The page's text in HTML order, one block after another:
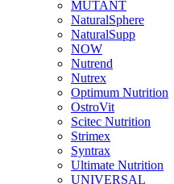
MUTANT
NaturalSphere
NaturalSupp
NOW
Nutrend
Nutrex
Optimum Nutrition
OstroVit
Scitec Nutrition
Strimex
Syntrax
Ultimate Nutrition
UNIVERSAL